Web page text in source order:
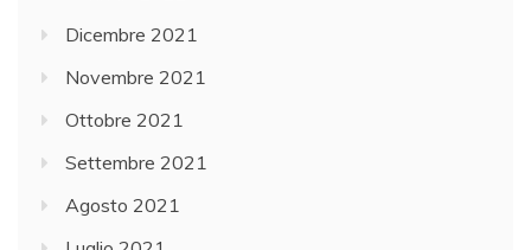
Dicembre 2021
Novembre 2021
Ottobre 2021
Settembre 2021
Agosto 2021